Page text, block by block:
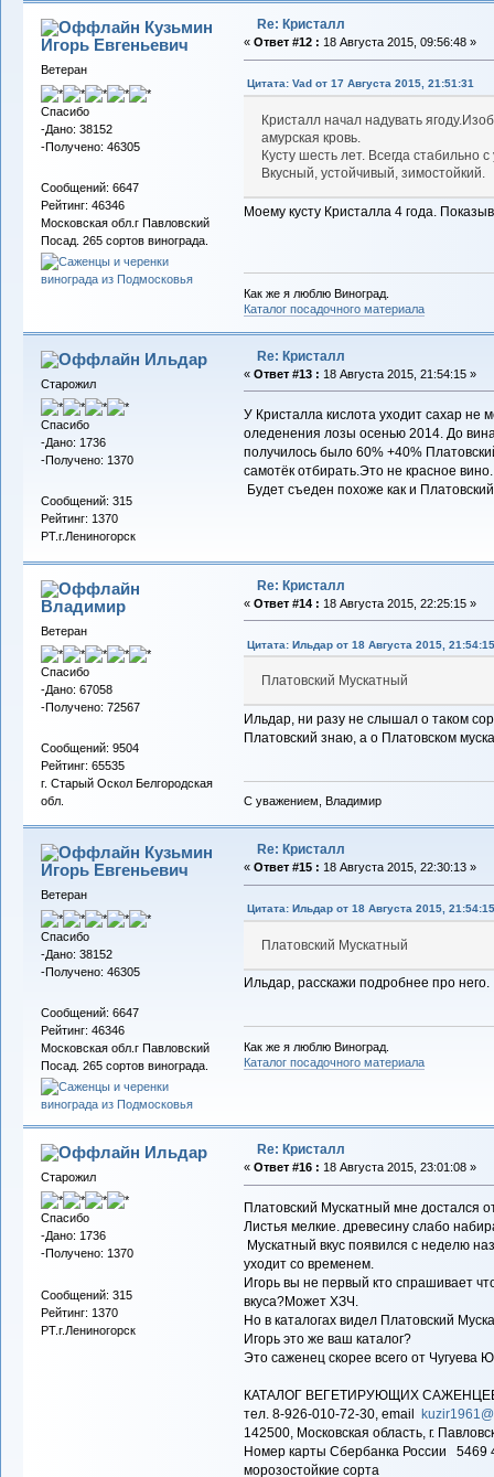
Кузьмин
Игорь Евгеньевич
Ветеран
Спасибо
-Дано: 38152
-Получено: 46305
Сообщений: 6647
Рейтинг: 46346
Московская обл.г Павловский
Посад. 265 сортов винограда.
Re: Кристалл
« Ответ #12 : 18 Августа 2015, 09:56:48 »
Цитата: Vad от 17 Августа 2015, 21:51:31
Кристалл начал надувать
амурская кровь.
Кусту шесть лет. Всегда
Вкусный, устойчивый, зимостойкий.
Моему кусту Кристалла 4 года.
Как же я люблю Виноград.
Каталог посадочного материала
Ильдар
Старожил
Спасибо
-Дано: 1736
-Получено: 1370
Сообщений: 315
Рейтинг: 1370
РТ.г.Лениногорск
Re: Кристалл
« Ответ #13 : 18 Августа 2015, 21:54:15 »
У Кристалла кислота уходит сахар не
оледенения лозы осенью 2014. До
получилось было 60% +40%
самотёк отбирать.Это не красное вино.
Будет съеден похоже как и
Владимиp
Ветеран
Спасибо
-Дано: 67058
-Получено: 72567
Сообщений: 9504
Рейтинг: 65535
г. Старый Оскол Белгородская
обл.
Re: Кристалл
« Ответ #14 : 18 Августа 2015, 22:25:15 »
Цитата: Ильдар от 18 Августа 2015, 21:54:15
Платовский Мускатный
Ильдар, ни разу не слышал о таком
Платовский знаю, а о Платовском
С уважением, Владимир
Кузьмин
Игорь Евгеньевич
Ветеран
Спасибо
-Дано: 38152
-Получено: 46305
Сообщений: 6647
Рейтинг: 46346
Московская обл.г Павловский
Посад. 265 сортов винограда.
Re: Кристалл
« Ответ #15 : 18 Августа 2015, 22:30:13 »
Цитата: Ильдар от 18 Августа 2015, 21:54:15
Платовский Мускатный
Ильдар, расскажи подробнее про него.
Как же я люблю Виноград.
Каталог посадочного материала
Ильдар
Старожил
Спасибо
-Дано: 1736
-Получено: 1370
Сообщений: 315
Рейтинг: 1370
РТ.г.Лениногорск
Re: Кристалл
« Ответ #16 : 18 Августа 2015, 23:01:08 »
Платовский Мускатный мне достался
Листья мелкие. древесину слабо
Мускатный вкус появился с неделю
уходит со временем.
Игорь вы не первый кто спрашивает
вкуса?Может ХЗЧ.
Но в каталогах видел Платовский
Игорь это же ваш каталог?
Это саженец скорее всего от Чугуева
КАТАЛОГ ВЕГЕТИРУЮЩИХ
тел. 8-926-010-72-30, email
142500, Московская область, г.
Номер карты Сбербанка
морозостойкие сорта